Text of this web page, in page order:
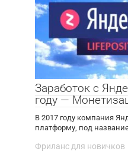
Заработок с
году —
В 2017 году компания
платформу, под
Фриланс для новичков